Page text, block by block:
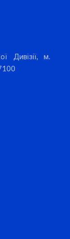
Дивізії, м.